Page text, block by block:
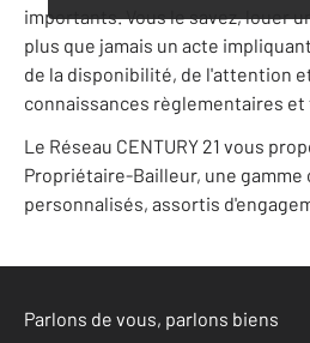
importants. Vous le savez, louer
plus que jamais un acte
de la disponibilité, de l'attention
connaissances règlementaires
Le Réseau CENTURY 21 vous
Propriétaire-Bailleur, une
personnalisés, assortis
Parlons de vous, parlons biens